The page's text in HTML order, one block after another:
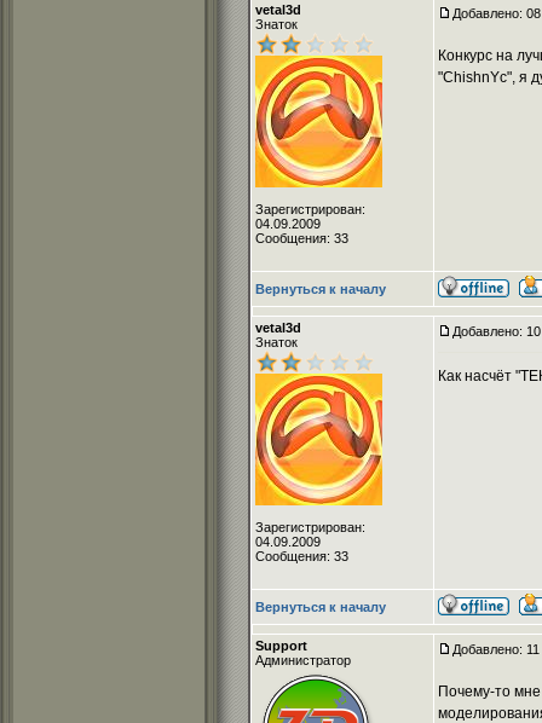
vetal3d
Знаток
Зарегистрирован:
04.09.2009
Сообщения: 33
Добавлено:
Конкурс на
"ChishnYc", я
Вернуться к началу
vetal3d
Знаток
Зарегистрирован:
04.09.2009
Сообщения: 33
Добавлено:
Как насчёт
Вернуться к началу
Support
Администратор
Добавлено:
Почему-то